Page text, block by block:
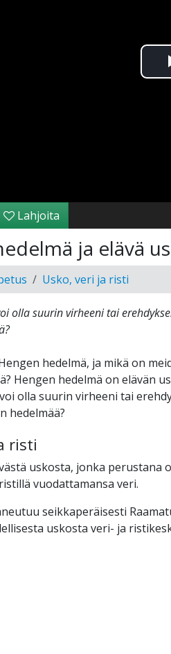
Lahjoita
ja elävä
Usko, veri ja risti
olla suurin virheeni tai
hedelmä, ja mikä on
Hengen hedelmä on elävän
olla suurin virheeni tai
hedelmää?
risti
uskosta, jonka perustana
vuodattamansa veri.
seikkaperäisesti
uskosta veri- ja